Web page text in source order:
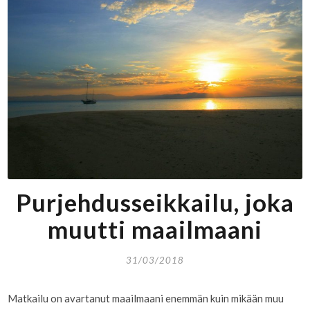
Purjehdusseikkailu, joka
muutti maailmaani
31/03/2018
Matkailu on avartanut maailmaani enemmän kuin mikään muu